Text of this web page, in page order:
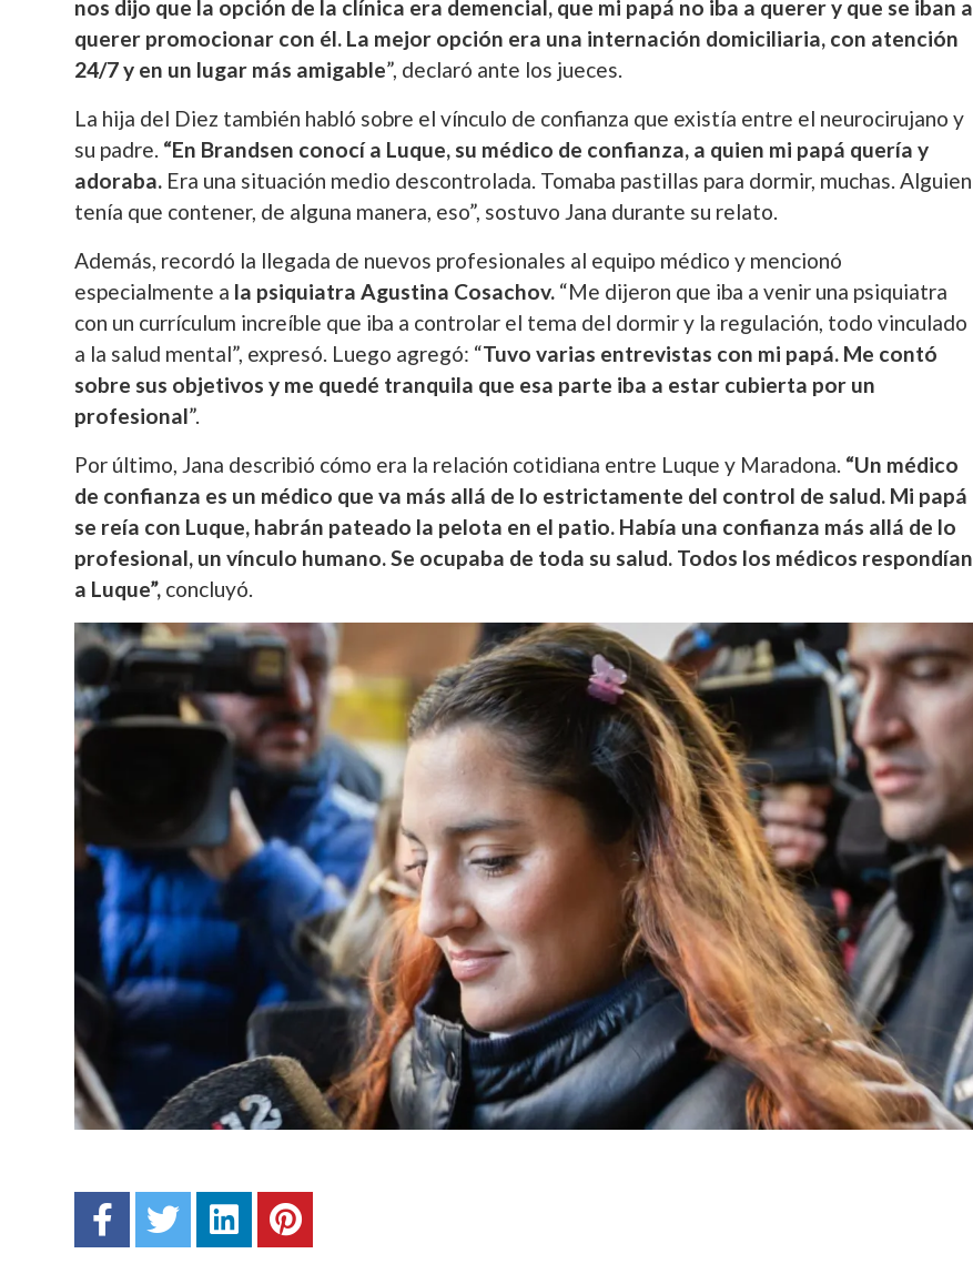
nos dijo que la opción de la clínica era demencial, que mi papá no iba a querer y que se iban a
querer promocionar con él. La mejor opción era una internación domiciliaria, con atención
24/7 y en un lugar más amigable”, declaró ante los jueces.
La hija del Diez también habló sobre el vínculo de confianza que existía entre el neurocirujano y
su padre. “En Brandsen conocí a Luque, su médico de confianza, a quien mi papá quería y
adoraba. Era una situación medio descontrolada. Tomaba pastillas para dormir, muchas. Alguien
tenía que contener, de alguna manera, eso”, sostuvo Jana durante su relato.
Además, recordó la llegada de nuevos profesionales al equipo médico y mencionó
especialmente a la psiquiatra Agustina Cosachov. “Me dijeron que iba a venir una psiquiatra
con un currículum increíble que iba a controlar el tema del dormir y la regulación, todo vinculado
a la salud mental”, expresó. Luego agregó: “Tuvo varias entrevistas con mi papá. Me contó
sobre sus objetivos y me quedé tranquila que esa parte iba a estar cubierta por un
profesional”.
Por último, Jana describió cómo era la relación cotidiana entre Luque y Maradona. “Un médico
de confianza es un médico que va más allá de lo estrictamente del control de salud. Mi papá
se reía con Luque, habrán pateado la pelota en el patio. Había una confianza más allá de lo
profesional, un vínculo humano. Se ocupaba de toda su salud. Todos los médicos respondían
a Luque”, concluyó.